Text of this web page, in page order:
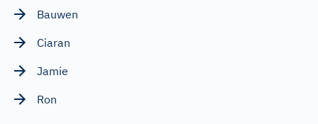
Bauwen
Ciaran
Jamie
Ron